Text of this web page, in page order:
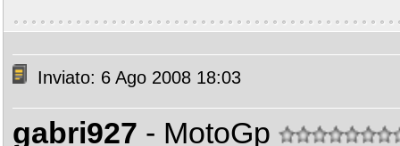
Inviato: 6 Ago 2008 18:03
gabri927 - MotoGp